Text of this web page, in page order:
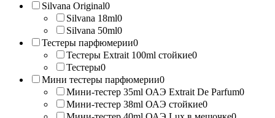
Silvana Original0
Silvana 18ml0
Silvana 50ml0
Тестеры парфюмерии0
Тестеры Extrait 100ml стойкие0
Тестеры0
Мини тестеры парфюмерии0
Мини-тестер 35ml ОАЭ Extrait De Parfum0
Мини-тестер 38ml ОАЭ стойкие0